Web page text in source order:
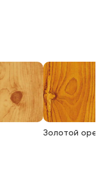
Золотой